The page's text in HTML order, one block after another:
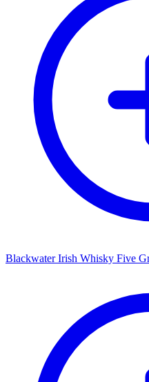
Blackwater Irish Whisky Five